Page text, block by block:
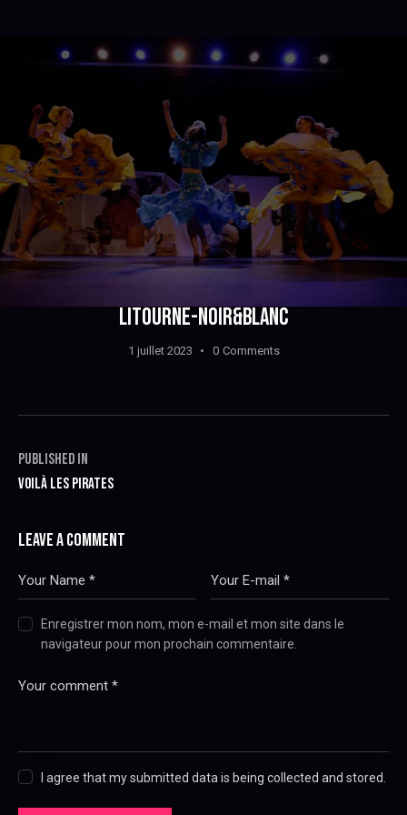
LITOURNE-NOIR&BLANC
1 juillet 2023 0 Comments
NAVIGATION
DE
Published in
Previous
VOILÀ LES PIRATES
LEAVE A COMMENT
Enregistrer mon nom, mon e-mail et mon site dans le
navigateur pour mon prochain commentaire.
I agree that my submitted data is being collected and stored.